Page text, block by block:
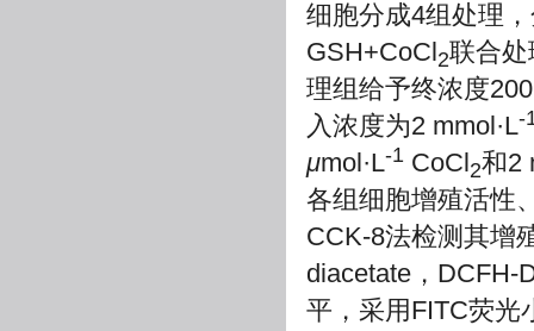
细胞分成4组处理
GSH+CoCl2联合
理组给予终浓度
入浓度为2 mmol·L-
μmol·L-1 CoCl2和2
各组细胞增殖活性
CCK-8法检测其增
diacetate，DCFH-
平，采用FITC荧光